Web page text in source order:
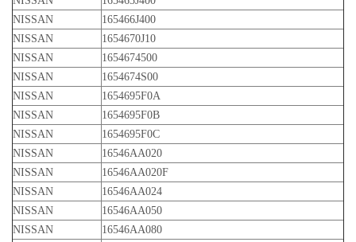
NISSAN
165466J400
NISSAN
1654670J10
NISSAN
1654674500
NISSAN
1654674S00
NISSAN
1654695F0A
NISSAN
1654695F0B
NISSAN
1654695F0C
NISSAN
16546AA020
NISSAN
16546AA020F
NISSAN
16546AA024
NISSAN
16546AA050
NISSAN
16546AA080